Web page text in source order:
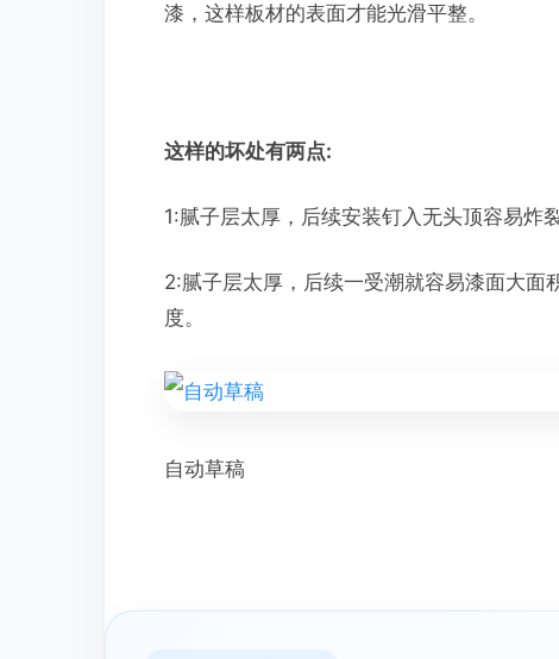
漆，这样板材的表面才能光滑平整。
这样的坏处有两点:
1:腻子层太厚，后续安装钉入无头顶容易炸裂
2:腻子层太厚，后续一受潮就容易漆面大
度。
自动草稿